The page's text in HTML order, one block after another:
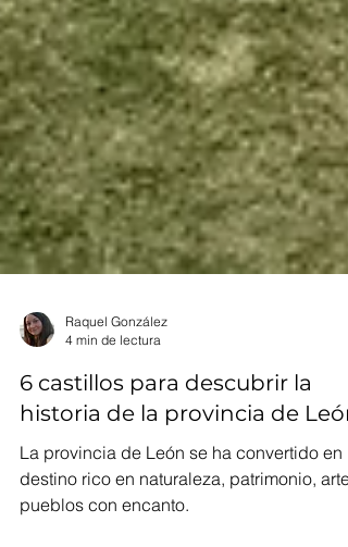
4 min de lectura
6 castillos para descubrir la
historia de la provincia de León
La provincia de León se ha convertido en
destino rico en naturaleza, patrimonio, arte